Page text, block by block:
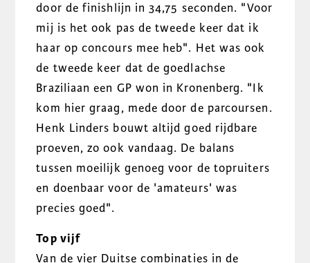
door de finishlijn in 34,75 seconden. "Voor
mij is het ook pas de tweede keer dat ik
haar op concours mee heb". Het was ook
de tweede keer dat de goedlachse
Braziliaan een GP won in Kronenberg. "Ik
kom hier graag, mede door de parcoursen.
Henk Linders bouwt altijd goed rijdbare
proeven, zo ook vandaag. De balans
tussen moeilijk genoeg voor de topruiters
en doenbaar voor de 'amateurs' was
precies goed".
Top vijf
Van de vier Duitse combinaties in de